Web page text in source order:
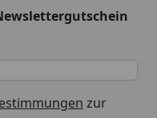
zur